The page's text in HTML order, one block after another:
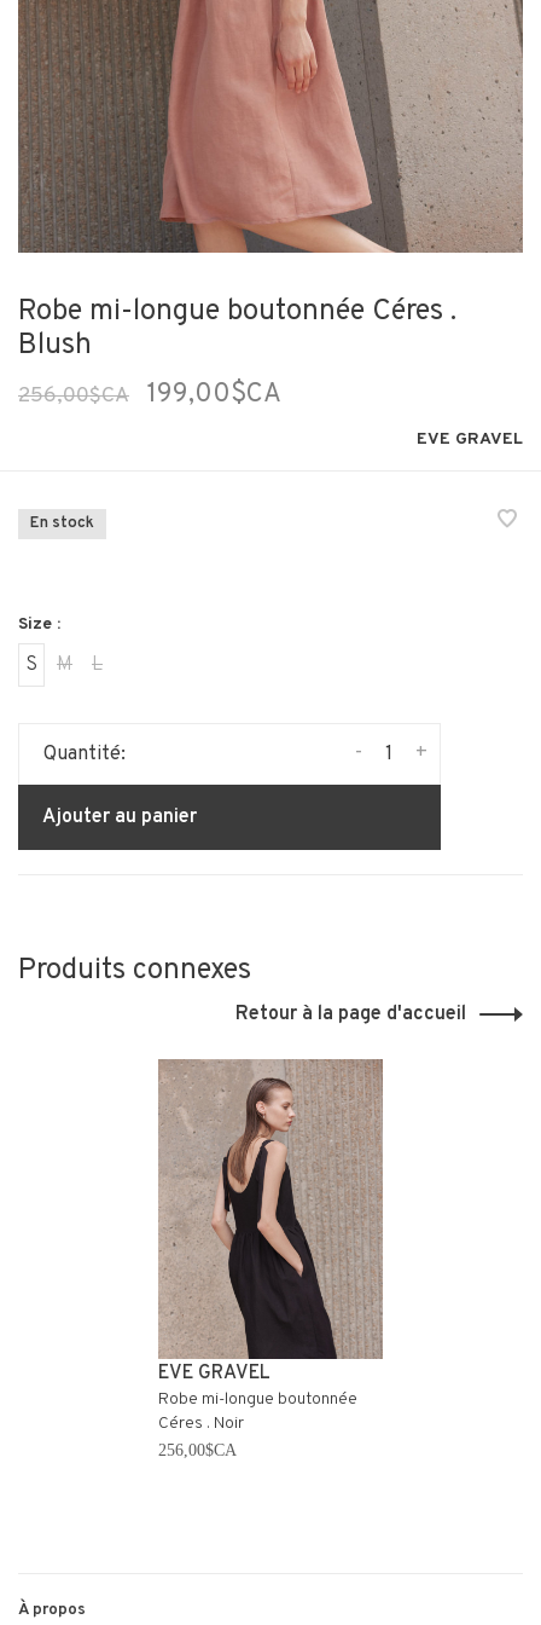
Robe mi-longue boutonnée Céres .
Blush
256,00$CA 199,00$CA
EVE GRAVEL
En stock
Size :
S M L
Quantité: +
-
Ajouter au panier
Produits connexes
Retour à la page d'accueil
EVE GRAVEL
Robe mi-longue boutonnée
Céres . Noir
256,00$CA
À propos